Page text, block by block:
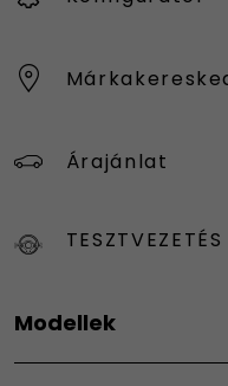
Árajánlat
TESZTVEZETÉS
Modellek